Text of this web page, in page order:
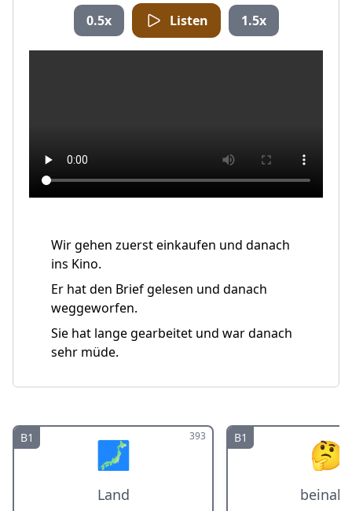
0.5x Listen 1.5x
Wir gehen zuerst einkaufen und danach
ins Kino.
Er hat den Brief gelesen und danach
weggeworfen.
Sie hat lange gearbeitet und war danach
sehr müde.
B1 393
🗾
Land
B1 🤔